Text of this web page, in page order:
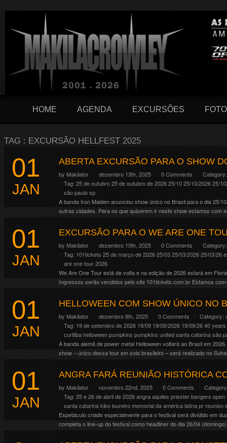
HOME AGENDA EXCURSÕES
TAG : EXCURSÃO HELLFEST 2025
01
JAN
ABERTA EXCURSÃO PARA O SHOW
by Makilator dezembro 13th, 2025 0 Comments
Tag: 25 de outubro25 de outubro de 202625/1025/10/202625/
são paulosp
A banda Iron Maiden anunciou show único no Brasil para o dia 25/
outras cidades. Para os que quiserem ir neste show estamos
01
JAN
EXCURSÃO PARA O WE ARE ONE
by Makilator dezembro 10th, 2025 0 Comments
Tag: 101tickets 25 de março de 202625/0325/03/202625/03/26
are one tour 2026
We Are One Tour está de volta e na edição de 2026 estará em
Ingressos serão vendidos pelo site 101tickets.com.br Estamos
01
JAN
HELLOWEEN COM SHOW ÚNICO NO
by Makilator dezembro 8th, 2025 0 Comments Category:
Tag: 19 de setembro de 2026 19/09 19/09/2026 19/09/2640
curitibahelloweenpumpkins pumpkins unitedsanta catarinasão
A banda alemã de power metal Helloween voltará ao Brasil em
show – único dessa tour em solo brasileiro – será realizado no
01
JAN
ANGRA FARÁ REUNIÃO HISTÓRICA
by Makilator novembro 22nd, 2025 0 Comments
Tag: 25 e 26 de abril de 2026angraaquiles priesterbangers open
santa catarinakiko loureiromemorial da américa latinaprreunion
Espetáculo criado especialmente para o festival será dividido em
completa o line-up do festival como headliner do dia 26/04